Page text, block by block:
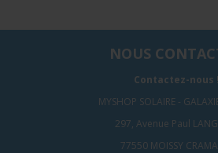
NOUS
Contactez-nous !
MYSHOP SOLAIRE -
297, Avenue Paul
77550 MOISSY